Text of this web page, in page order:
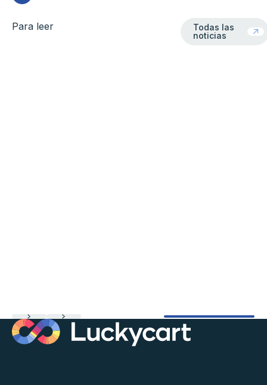
Para leer Todas las
Todas las
noticias